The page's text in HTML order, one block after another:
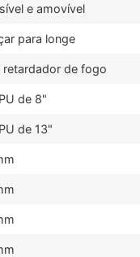
e amovível
para longe
retardador de fogo
de 8"
de 13"